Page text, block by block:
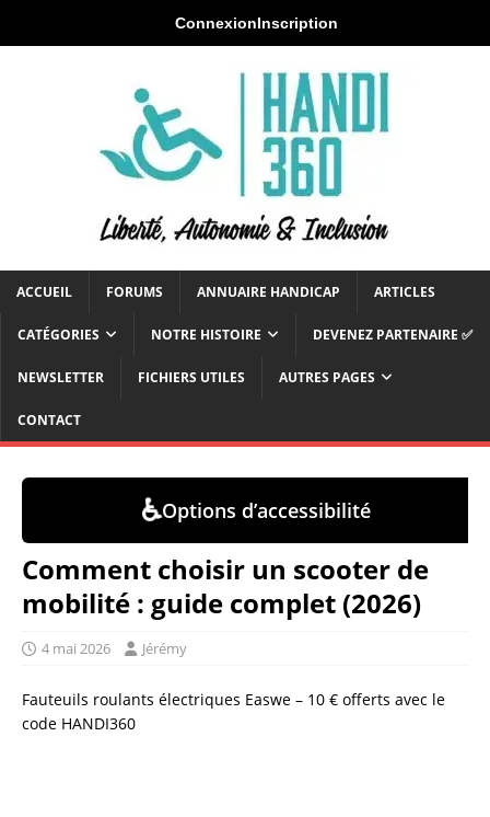
ConnexionInscription
ACCUEIL FORUMS ANNUAIRE HANDICAP ARTICLES
CATÉGORIES NOTRE HISTOIRE DEVENEZ PARTENAIRE ✅
NEWSLETTER FICHIERS UTILES AUTRES PAGES
CONTACT
♿Options d’accessibilité
Comment choisir un scooter de
mobilité : guide complet (2026)
4 mai 2026 Jérémy
Fauteuils roulants électriques Easwe – 10 € offerts avec le
code HANDI360